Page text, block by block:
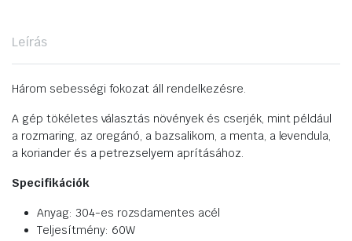
Leírás
Három sebességi fokozat áll rendelkezésre.
A gép tökéletes választás növények és cserjék, mint például
a rozmaring, az oregánó, a bazsalikom, a menta, a levendula,
a koriander és a petrezselyem aprításához.
Specifikációk
Anyag: 304-es rozsdamentes acél
Teljesítmény: 60W